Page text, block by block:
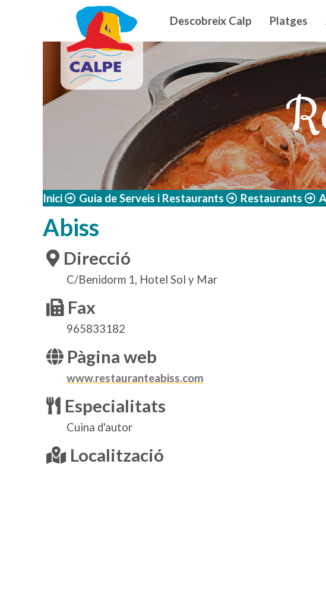
Vés al contingut Navegación
Descobreix Calp Platges
Inici Guia de Serveis i Restaurants Restaurants
Abiss
Direcció
C/Benidorm 1, Hotel Sol y Mar
Fax
965833182
Pàgina web
www.restauranteabiss.com
Especialitats
Cuina d'autor
Localització